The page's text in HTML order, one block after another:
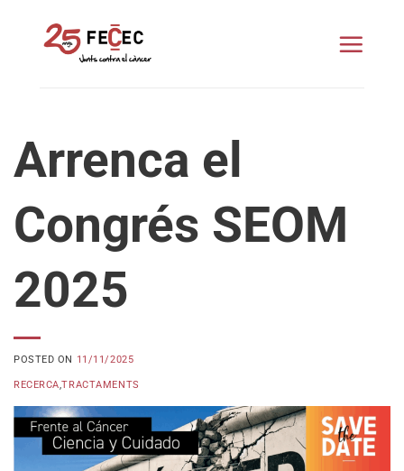
Arrenca el
Congrés SEOM
2025
POSTED ON 11/11/2025
RECERCA,TRACTAMENTS